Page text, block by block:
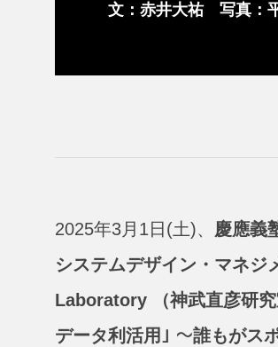
文：赤井大祐 写真：
2025年3月1日(土)、 慶應義
システムデザイン・マネ
Laboratory （神武直彦研究
データ利活用｣ 〜誰もがス